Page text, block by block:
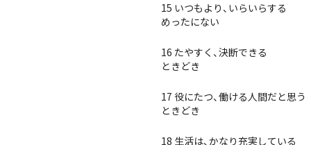
15 いつもより、いらいらする
めったにない
16 たやすく、決断できる
ときどき
17 役にたつ、働ける人間だと思う
ときどき
18 生活は、かなり充実している